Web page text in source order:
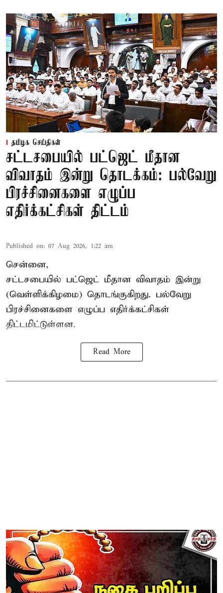
தமிழக செய்திகள்
சட்டசபையில் பட்ஜெட் மீதான
விவாதம் இன்று தொடக்கம்: பல்வேறு
பிரச்சினைகளை எழுப்ப
எதிர்க்கட்சிகள் திட்டம்
Published on: 07 Aug 2026, 1:22 am
சென்னை,
சட்டசபையில் பட்ஜெட் மீதான விவாதம் இன்று
(வெள்ளிக்கிழமை) தொடங்குகிறது. பல்வேறு
பிரச்சினைகளை எழுப்ப எதிர்க்கட்சிகள்
திட்டமிட்டுள்ளன.
Read More